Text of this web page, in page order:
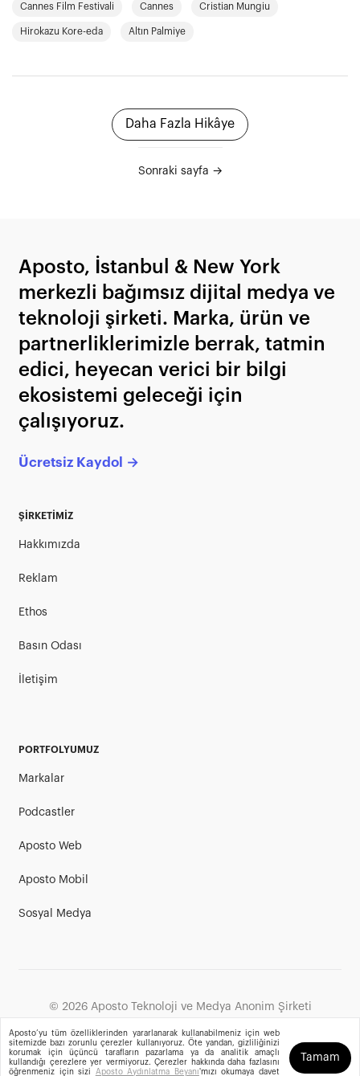
Cannes Film Festivali Cannes Cristian Mungiu
Hirokazu Kore-eda Altın Palmiye
Daha Fazla Hikâye
Sonraki sayfa →
Aposto, İstanbul & New York
merkezli bağımsız dijital medya ve
teknoloji şirketi. Marka, ürün ve
partnerliklerimizle berrak, tatmin
edici, heyecan verici bir bilgi
ekosistemi geleceği için
çalışıyoruz.
Ücretsiz Kaydol →
ŞİRKETİMİZ
Hakkımızda
Reklam
Ethos
Basın Odası
İletişim
PORTFOLYUMUZ
Markalar
Podcastler
Aposto Web
Aposto Mobil
Sosyal Medya
© 2026Aposto Teknoloji ve Medya Anonim Şirketi
Aposto’yu tüm özelliklerinden yararlanarak kullanabilmeniz için web
sitemizde bazı zorunlu çerezler kullanıyoruz. Öte yandan, gizliliğinizi
korumak için üçüncü tarafların pazarlama ya da analitik amaçlı
kullandığı çerezlere yer vermiyoruz. Çerezler hakkında daha fazlasını
öğrenmeniz için sizi
Aposto Aydınlatma Beyanı'mızı okumaya davet
Tamam